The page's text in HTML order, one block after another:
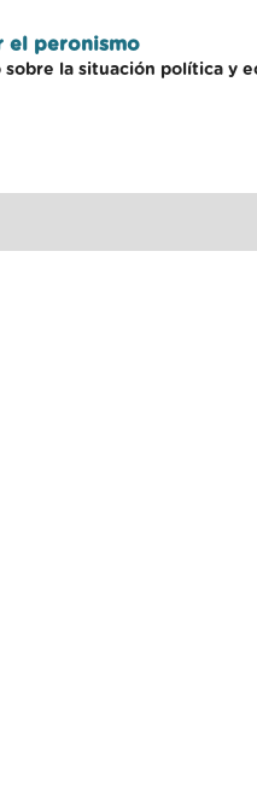
el peronismo
la situación política y